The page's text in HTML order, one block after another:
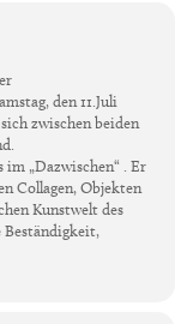
den 11.Juli
zwischen beiden
„Dazwischen“ . Er
Collagen, Objekten
Kunstwelt des
Beständigkeit,